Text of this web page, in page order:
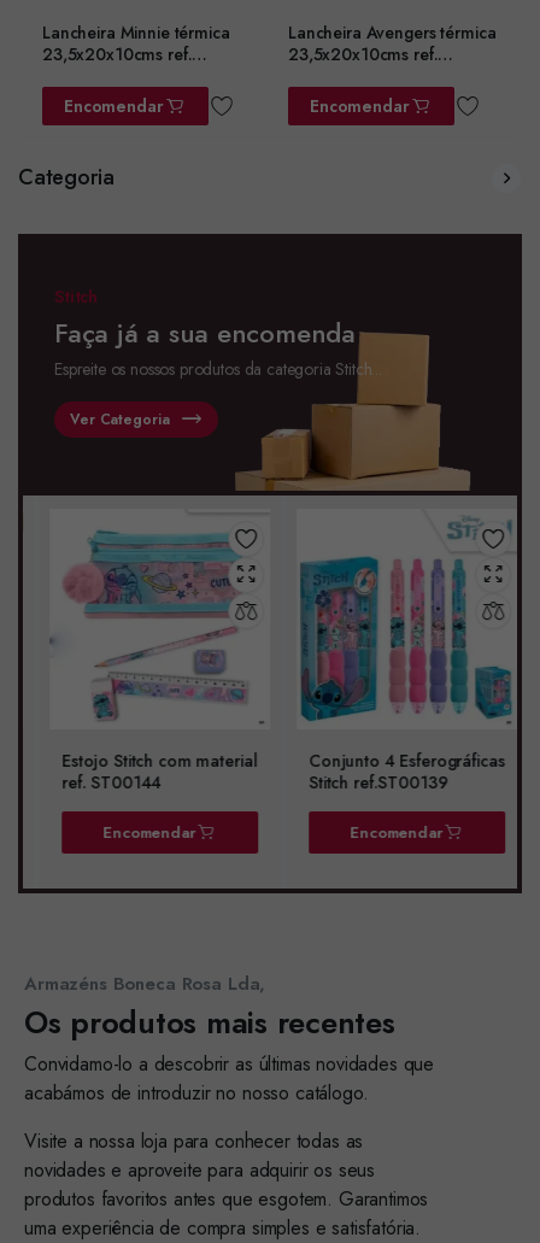
Lancheira Minnie térmica
23,5x20x10cms ref.
Encomendar
Lancheira Avengers térmica
23,5x20x10cms ref.
Encomendar
Categoria
Stitch
Faça já a sua encomenda
Espreite os nossos produtos da categoria Stitch...
Ver Categoria
Estojo Stitch com material
ref. ST00144
Encomendar
Conjunto 4 Esferográficas
Stitch ref.ST00139
Encomendar
Armazéns Boneca Rosa Lda,
Os produtos mais recentes
Convidamo-lo a descobrir as últimas novidades que
acabámos de introduzir no nosso catálogo.
Visite a nossa loja para conhecer todas as
novidades e aproveite para adquirir os seus
produtos favoritos antes que esgotem. Garantimos
uma experiência de compra simples e satisfatória.